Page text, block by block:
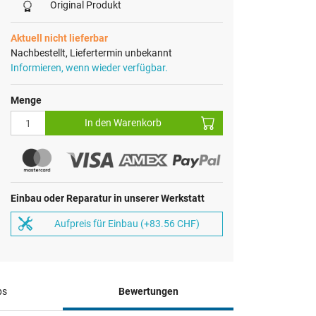
Original Produkt
Aktuell nicht lieferbar
Nachbestellt, Liefertermin unbekannt
Informieren, wenn wieder verfügbar.
Menge
In den Warenkorb
Einbau oder Reparatur in unserer Werkstatt
Aufpreis für Einbau (+83.56 CHF)
Bewertungen